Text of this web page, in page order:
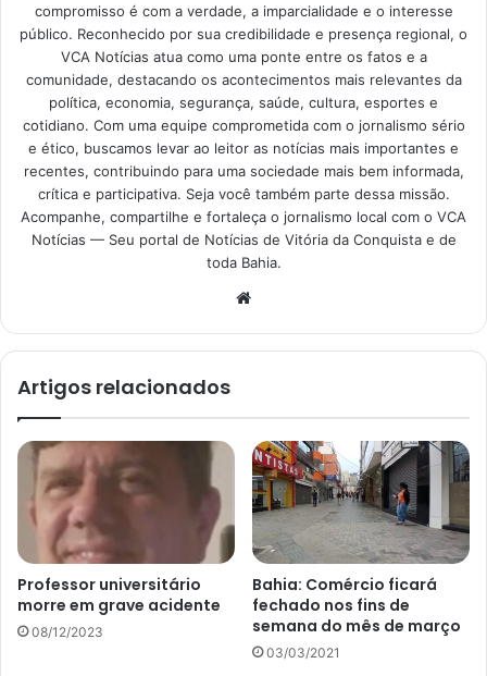
compromisso é com a verdade, a imparcialidade e o interesse
público. Reconhecido por sua credibilidade e presença regional, o
VCA Notícias atua como uma ponte entre os fatos e a
comunidade, destacando os acontecimentos mais relevantes da
política, economia, segurança, saúde, cultura, esportes e
cotidiano. Com uma equipe comprometida com o jornalismo sério
e ético, buscamos levar ao leitor as notícias mais importantes e
recentes, contribuindo para uma sociedade mais bem informada,
crítica e participativa. Seja você também parte dessa missão.
Acompanhe, compartilhe e fortaleça o jornalismo local com o VCA
Notícias — Seu portal de Notícias de Vitória da Conquista e de
toda Bahia.
Artigos relacionados
Professor universitário
morre em grave acidente
08/12/2023
Bahia: Comércio ficará
fechado nos fins de
semana do mês de março
03/03/2021